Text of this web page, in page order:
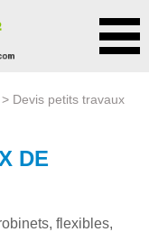
> Devis petits travaux
DE
flexibles,